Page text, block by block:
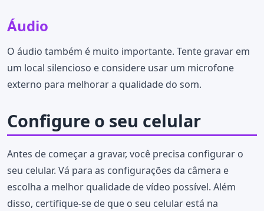
Áudio
O áudio também é muito importante. Tente gravar em
um local silencioso e considere usar um microfone
externo para melhorar a qualidade do som.
Configure o seu celular
Antes de começar a gravar, você precisa configurar o
seu celular. Vá para as configurações da câmera e
escolha a melhor qualidade de vídeo possível. Além
disso, certifique-se de que o seu celular está na